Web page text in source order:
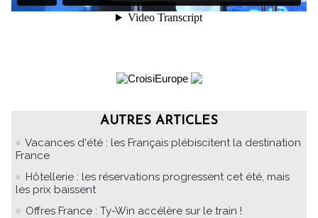
AUTRES ARTICLES
Vacances d'été : les Français plébiscitent la destination
France
Hôtellerie : les réservations progressent cet été, mais
les prix baissent
Offres France : Ty-Win accélère sur le train !